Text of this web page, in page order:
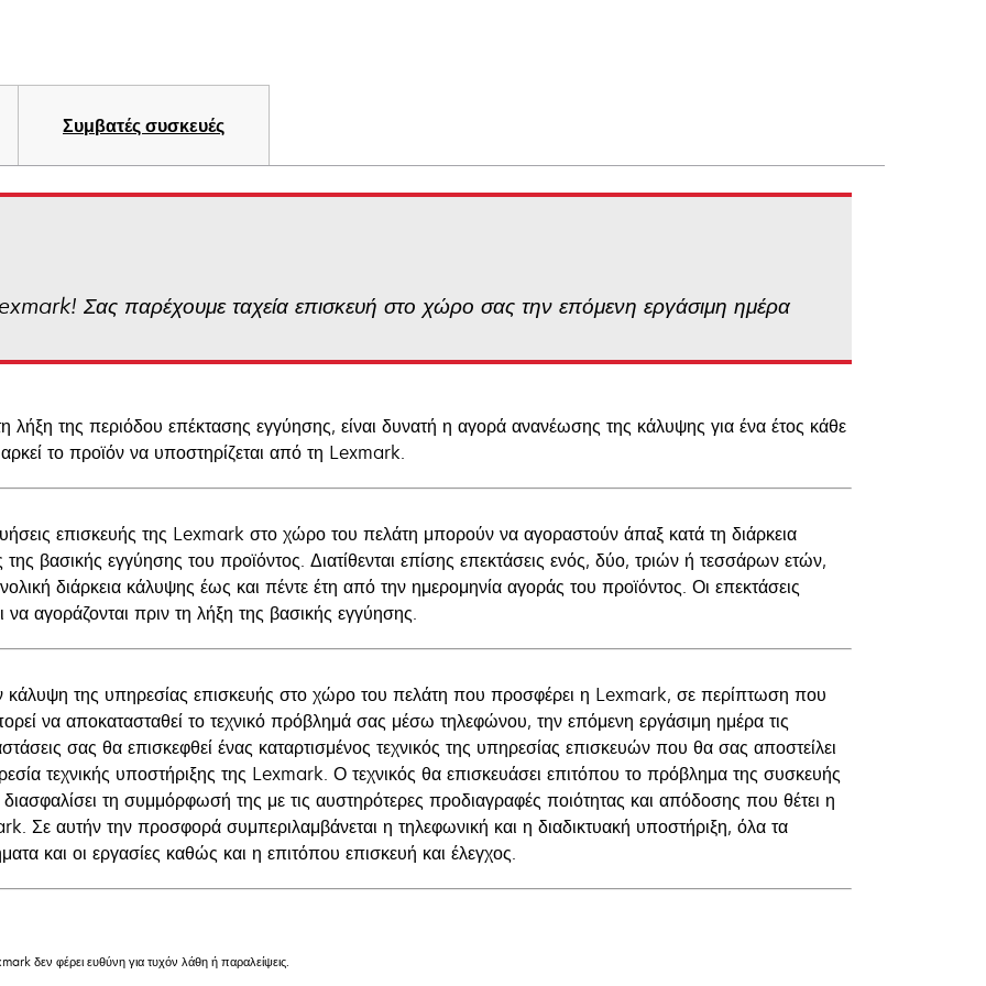
Συμβατές συσκευές
Σας παρέχουμε ταχεία επισκευή στο χώρο σας την επόμενη εργάσιμη ημέρα
λήξη της περιόδου επέκτασης εγγύησης, είναι δυνατή η αγορά ανανέωσης της κάλυψης για ένα έτος κάθε
το προϊόν να υποστηρίζεται από τη Lexmark.
επισκευής της Lexmark στο χώρο του πελάτη μπορούν να αγοραστούν άπαξ κατά τη διάρκεια
της βασικής εγγύησης του προϊόντος. Διατίθενται επίσης επεκτάσεις ενός, δύο, τριών ή τεσσάρων ετών,
διάρκεια κάλυψης έως και πέντε έτη από την ημερομηνία αγοράς του προϊόντος. Οι επεκτάσεις
να αγοράζονται πριν τη λήξη της βασικής εγγύησης.
κάλυψη της υπηρεσίας επισκευής στο χώρο του πελάτη που προσφέρει η Lexmark, σε περίπτωση που
να αποκατασταθεί το τεχνικό πρόβλημά σας μέσω τηλεφώνου, την επόμενη εργάσιμη ημέρα τις
σας θα επισκεφθεί ένας καταρτισμένος τεχνικός της υπηρεσίας επισκευών που θα σας αποστείλει
τεχνικής υποστήριξης της Lexmark. Ο τεχνικός θα επισκευάσει επιτόπου το πρόβλημα της συσκευής
διασφαλίσει τη συμμόρφωσή της με τις αυστηρότερες προδιαγραφές ποιότητας και απόδοσης που θέτει η
Σε αυτήν την προσφορά συμπεριλαμβάνεται η τηλεφωνική και η διαδικτυακή υποστήριξη, όλα τα
και οι εργασίες καθώς και η επιτόπου επισκευή και έλεγχος.
δεν φέρει ευθύνη για τυχόν λάθη ή παραλείψεις.